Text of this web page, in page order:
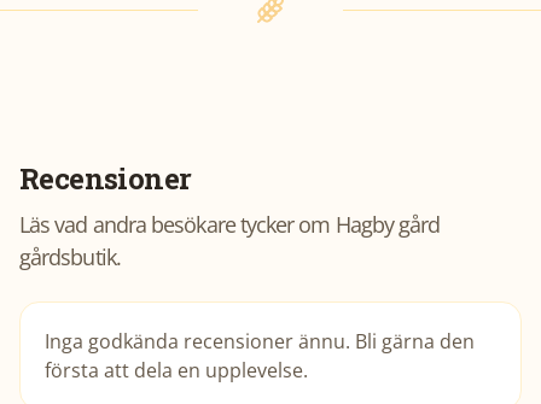
Recensioner
Läs vad andra besökare tycker om Hagby gård
gårdsbutik.
Inga godkända recensioner ännu. Bli gärna den
första att dela en upplevelse.